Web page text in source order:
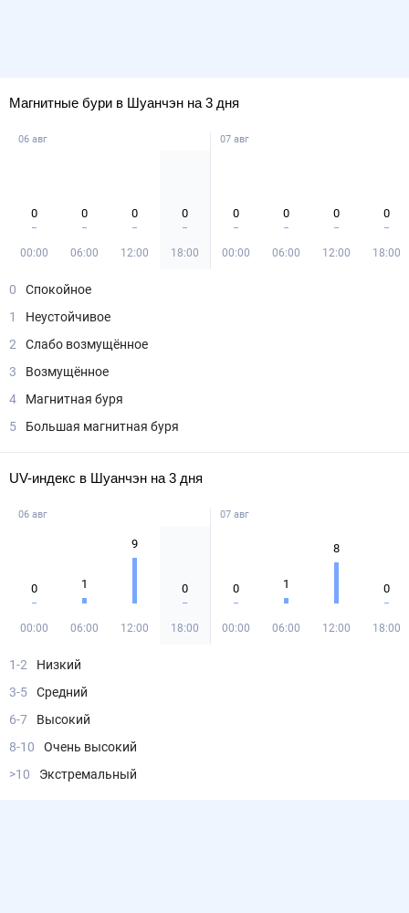
Магнитные бури в Шуанчэн на 3 дня
06 авг
0
00:00
0
06:00
0
12:00
0
18:00
07 авг
0
00:00
0
06:00
0
12:00
0
18:00
0
Спокойное
1
Неустойчивое
2
Слабо возмущённое
3
Возмущённое
4
Магнитная буря
5
Большая магнитная буря
UV-индекс в Шуанчэн на 3 дня
06 авг
0
00:00
1
06:00
9
12:00
0
18:00
07 авг
0
00:00
1
06:00
8
12:00
0
18:00
1-2
Низкий
3-5
Средний
6-7
Высокий
8-10
Очень высокий
>10
Экстремальный